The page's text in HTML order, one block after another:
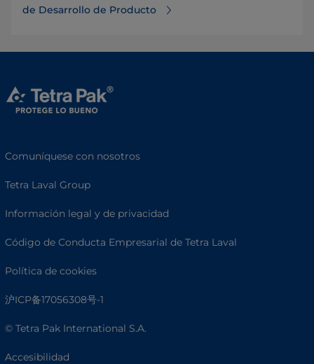
de Desarrollo de Producto⁠
Comuníquese con nosotros
Tetra Laval Group
Información legal y de privacidad
Código de Conducta Empresarial de Tetra Laval
Política de cookies
沪ICP备17056308号-1
© Tetra Pak International S.A.
Accesibilidad